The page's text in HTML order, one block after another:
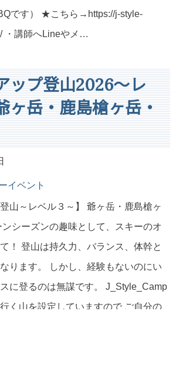
です） ★こちら→https://j-style-
・講師へLineやメ…
ップ登山2026～レ
ヶ岳・鹿島槍ヶ岳・
イベント
山～レベル３～】 爺ヶ岳・鹿島槍ヶ
シーズンの趣味として、スキーのオ
！ 登山は持久力、バランス、体幹と
ります。 しかし、経験もないのにい
に登るのは無謀です。 J_Style_Camp
く山を設定していますので ご自分の